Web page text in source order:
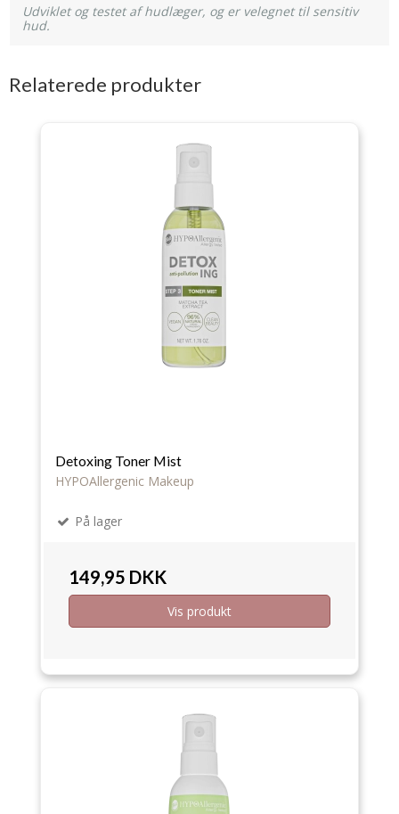
​Udviklet og testet af hudlæger, og er velegnet til sensitiv
hud. ​
Relaterede produkter
Detoxing Toner Mist
HYPOAllergenic Makeup
På lager
149,95 DKK
Vis produkt